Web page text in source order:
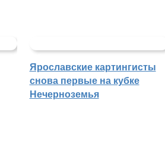
Ярославские картингисты
снова первые на кубке
Нечерноземья